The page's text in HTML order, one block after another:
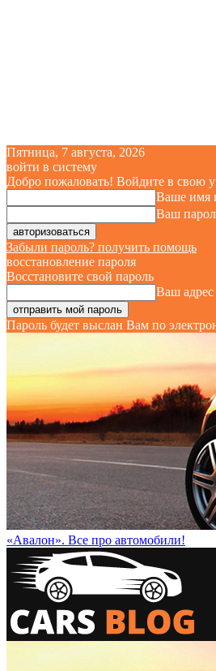
Пятница, 7 августа, 2026
войти в систему
Добро пожаловать! Войдите в свою
Ваше имя
Ваш
Забыли пароль? получить помощь
восстановление пароля
Восстановите свой пароль
Ваш
Пароль будет выслан Вам по
«Авалон». Все про автомобили!